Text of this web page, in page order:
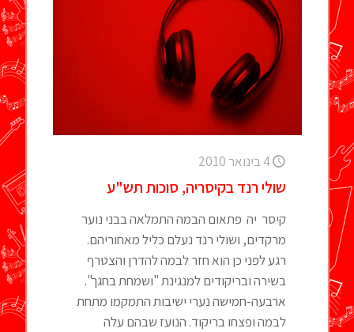
4 בינואר 2010
שולי רנד בקיסריה, סוכות תש"ע
קיסר יה פתאום הבמה התמלאה בבני נוער
מרקדים, ושולי רנד נעלם כליל מאחוריהם.
רגע לפני כן הוא חזר לבמה להדרן והצטרף
בשירה ובריקודים למנגינת "ושמחת בחגך".
ארבעה-חמישה נערי ישיבות התמקמו מתחת
לבמה ופצחו בריקוד. הנועז שבהם עלה